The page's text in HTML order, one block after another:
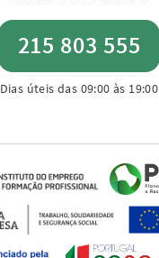
215 803 555
Dias úteis das 09:00 às 19:00